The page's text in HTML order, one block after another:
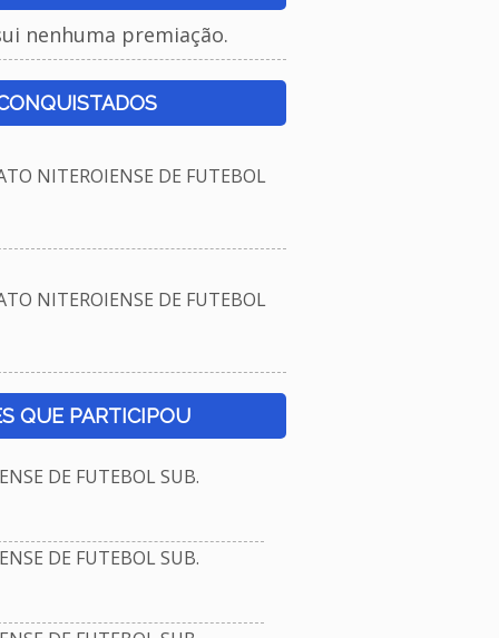
nenhuma premiação.
NITEROIENSE DE FUTEBOL
NITEROIENSE DE FUTEBOL
QUE PARTICIPOU
DE FUTEBOL SUB.
DE FUTEBOL SUB.